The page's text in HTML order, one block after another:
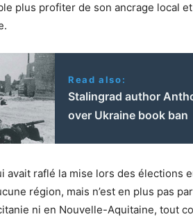
plus profiter de son ancrage local
Read also:
Stalingrad author
over Ukraine book ban
avait raflé la mise lors des élections
région, mais n’est en plus pas
ni en Nouvelle-Aquitaine, tout